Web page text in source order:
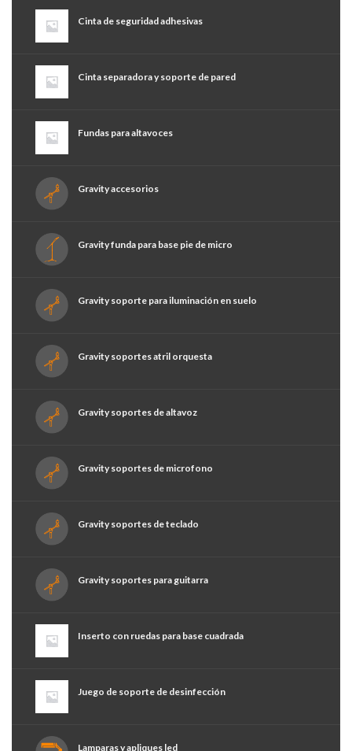
Cinta de seguridad adhesivas
Cinta separadora y soporte de pared
Fundas para altavoces
Gravity accesorios
Gravity funda para base pie de micro
Gravity soporte para iluminación en suelo
Gravity soportes atril orquesta
Gravity soportes de altavoz
Gravity soportes de microfono
Gravity soportes de teclado
Gravity soportes para guitarra
Inserto con ruedas para base cuadrada
Juego de soporte de desinfección
Lamparas y apliques led